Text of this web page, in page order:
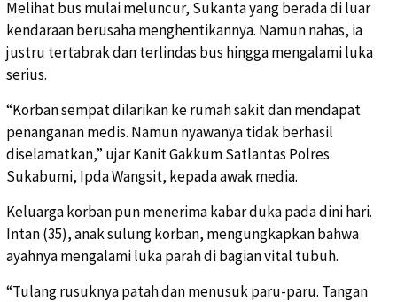
Melihat bus mulai meluncur, Sukanta yang berada di luar
kendaraan berusaha menghentikannya. Namun nahas, ia
justru tertabrak dan terlindas bus hingga mengalami luka
serius.
“Korban sempat dilarikan ke rumah sakit dan mendapat
penanganan medis. Namun nyawanya tidak berhasil
diselamatkan,” ujar Kanit Gakkum Satlantas Polres
Sukabumi, Ipda Wangsit, kepada awak media.
Keluarga korban pun menerima kabar duka pada dini hari.
Intan (35), anak sulung korban, mengungkapkan bahwa
ayahnya mengalami luka parah di bagian vital tubuh.
“Tulang rusuknya patah dan menusuk paru-paru. Tangan